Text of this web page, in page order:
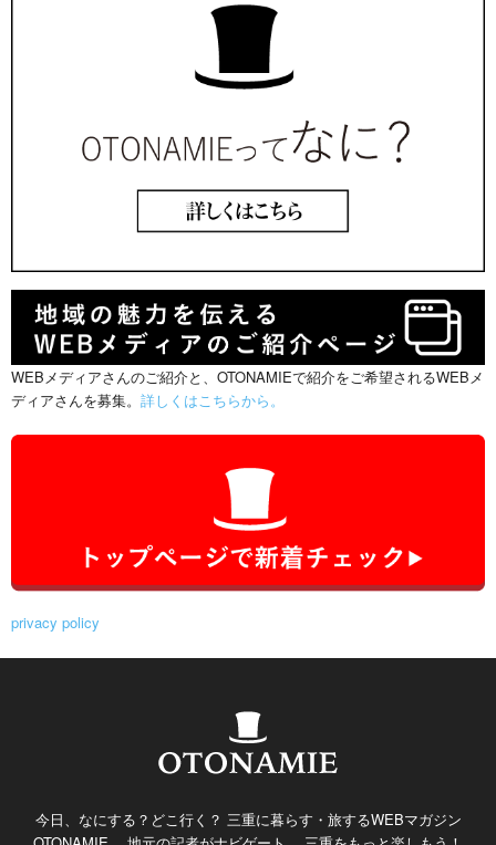
WEBメディアさんのご紹介と、OTONAMIEで紹介をご希望されるWEBメ
ディアさんを募集。 詳しくはこちらから。
privacy policy
今日、なにする？どこ行く？ 三重に暮らす・旅するWEBマガジン